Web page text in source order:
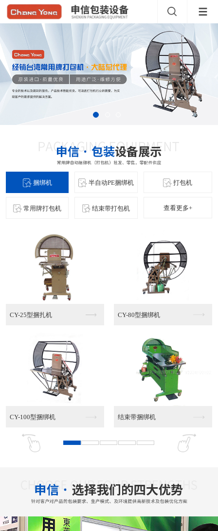
捆绑机 半自动PE捆绑机 打包机
常用牌打包机 结束带打包机 查看更多+
多功能棉绳捆绑机MT... 半自动PE捆绑机
半自动PE捆绑机销售 半自动PE捆绑机代理